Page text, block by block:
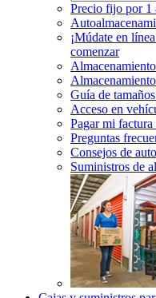
Precio fijo por 1
¡Múdate en
comenzar
Guía de
Acceso en
Pagar mi
Preguntas
Consejos de
Suministros de